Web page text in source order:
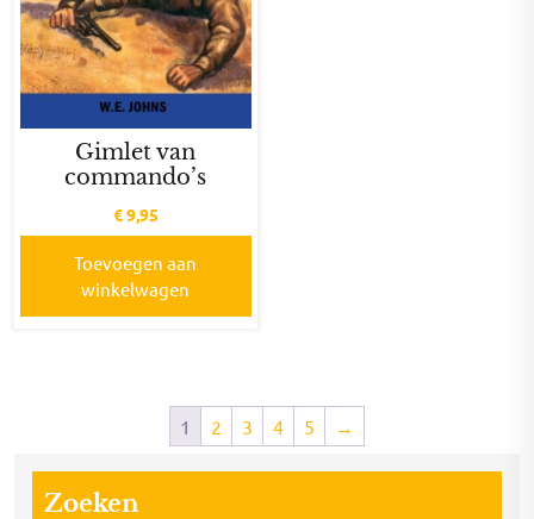
Gimlet van
commando’s
€9,95
Toevoegen aan
winkelwagen
1 2 3 4 5 →
Zoeken